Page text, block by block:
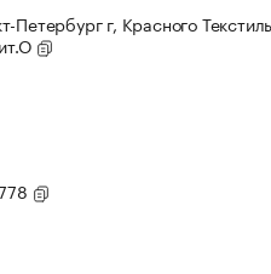
Петербург г, Красного